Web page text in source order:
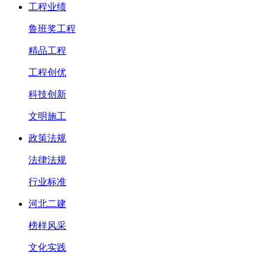
工程业绩
鲁班奖工程
精品工程
工程创优
科技创新
文明施工
政策法规
法律法规
行业标准
河北二建
榜样风采
文化实践